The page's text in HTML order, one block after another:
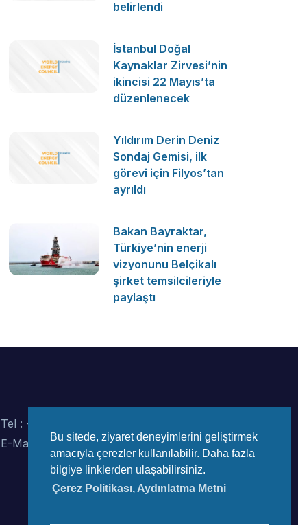
belirlendi
İstanbul Doğal
Kaynaklar Zirvesi’nin
ikincisi 22 Mayıs’ta
düzenlenecek
Yıldırım Derin Deniz
Sondaj Gemisi, ilk
görevi için Filyos’tan
ayrıldı
Bakan Bayraktar,
Türkiye’nin enerji
vizyonunu Belçikalı
şirket temsilcileriyle
paylaştı
Tel : +90 (312) 442 82 78
E-Mail : info@wec-turkiye.org.tr
Bu sitede, ziyaret deneyimlerini geliştirmek
amacıyla çerezler kullanılabilir. Daha fazla
bilgiye linklerden ulaşabilirsiniz.
Çerez Politikası, Aydınlatma Metni